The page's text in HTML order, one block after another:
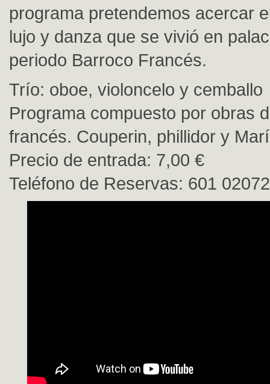
programa pretendemos acercar
lujo y danza que se vivió en
periodo Barroco Francés.
Trío: oboe, violoncelo y cemballo
Programa compuesto por obras
francés. Couperin, phillidor y
Precio de entrada: 7,00 €
Teléfono de Reservas: 601